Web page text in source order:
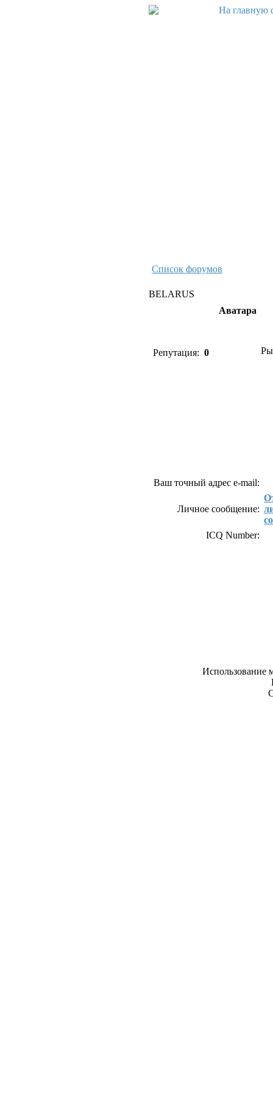
Список форумов
BELARUS
Аватара
Репутация: 0
Ваш точный адрес e-mail:
Личное сообщение:
ICQ Number:
Использование